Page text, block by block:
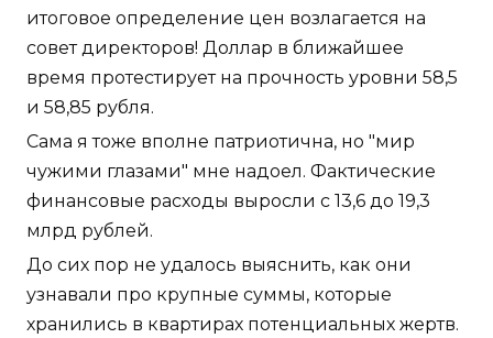
итоговое определение цен возлагается на
совет директоров! Доллар в ближайшее
время протестирует на прочность уровни 58,5
и 58,85 рубля.
Сама я тоже вполне патриотична, но "мир
чужими глазами" мне надоел. Фактические
финансовые расходы выросли с 13,6 до 19,3
млрд рублей.
До сих пор не удалось выяснить, как они
узнавали про крупные суммы, которые
хранились в квартирах потенциальных жертв.